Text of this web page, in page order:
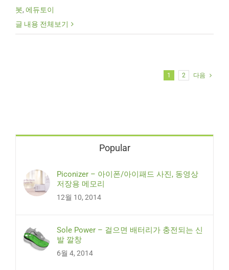
봇, 에듀토이
글 내용 전체보기
1 2 다음
Popular
Piconizer – 아이폰/아이패드 사진, 동영상
저장용 메모리
12월 10, 2014
Sole Power – 걸으면 배터리가 충전되는 신
발 깔창
6월 4, 2014